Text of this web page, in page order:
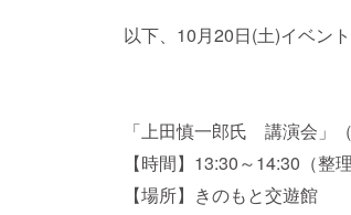
以下、10月20日(土)イベント
「上田慎一郎氏 講演会」（
【時間】13:30～14:30（整
【場所】きのもと交遊館